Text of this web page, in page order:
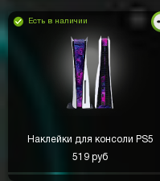
Есть в наличии
Наклейки для консоли PS5
519 руб